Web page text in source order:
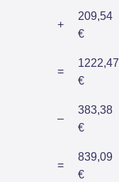
+
209,54
€
=
1222,47
€
–
383,38
€
=
839,09
€